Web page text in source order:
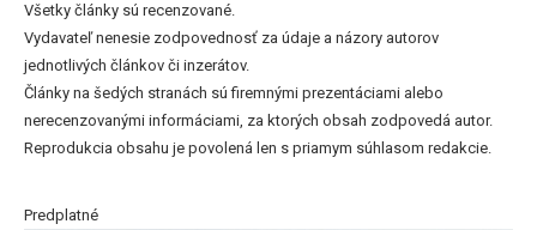
Všetky články sú recenzované.
Vydavateľ nenesie zodpovednosť za údaje a názory autorov
jednotlivých článkov či inzerátov.
Články na šedých stranách sú firemnými prezentáciami alebo
nerecenzovanými informáciami, za ktorých obsah zodpovedá autor.
Reprodukcia obsahu je povolená len s priamym súhlasom redakcie.
Predplatné